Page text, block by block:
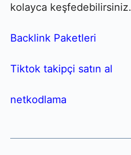
kolayca keşfedebilirsiniz.
Backlink Paketleri
Tiktok takipçi satın al
netkodlama